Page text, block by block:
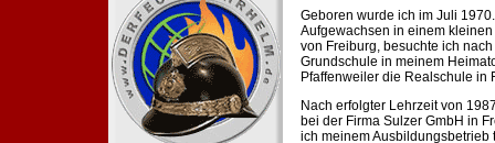
Geboren wurde ich im Juli 1970.
Aufgewachsen in einem kleinen
von Freiburg, besuchte ich nach
Grundschule in meinem
Pfaffenweiler die Realschule in
Nach erfolgter Lehrzeit von
bei der Firma Sulzer GmbH in
ich meinem Ausbildungsbetrieb